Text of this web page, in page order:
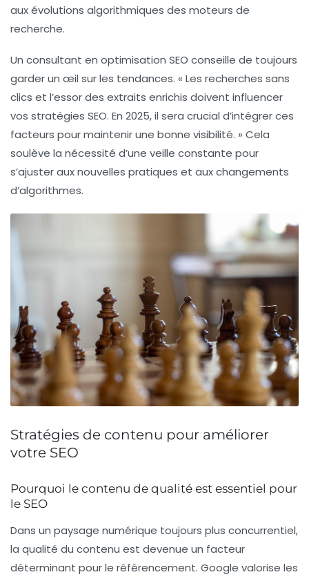
aux évolutions algorithmiques des moteurs de
recherche.
Un consultant en optimisation SEO conseille de toujours
garder un œil sur les tendances. « Les recherches sans
clics et l’essor des extraits enrichis doivent influencer
vos stratégies SEO. En 2025, il sera crucial d’intégrer ces
facteurs pour maintenir une bonne visibilité. » Cela
soulève la nécessité d’une veille constante pour
s’ajuster aux nouvelles pratiques et aux changements
d’algorithmes.
Stratégies de contenu pour améliorer
votre SEO
Pourquoi le contenu de qualité est essentiel pour
le SEO
Dans un paysage numérique toujours plus concurrentiel,
la qualité du contenu est devenue un facteur
déterminant pour le référencement. Google valorise les